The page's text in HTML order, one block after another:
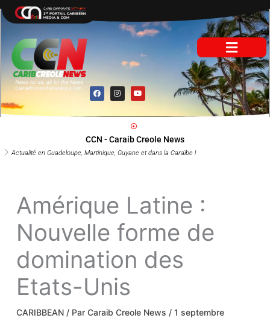
au
F
a
c
b
k
I
n
s
a
a
Y
o
u
u
b
Actualité en Guadeloupe, Martinique, Guyane et dans la Caraïbe !
CCN - Caraib Creole News
Amérique Latine :
Nouvelle forme de
domination des
Etats-Unis
CARIBBEAN / ParCaraib Creole News /1